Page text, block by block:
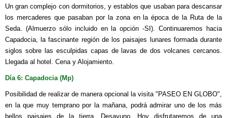
Un gran complejo con dormitorios, y establos que usaban para descansar
los mercaderes que pasaban por la zona en la época de la Ruta de la
Seda. (Almuerzo sólo incluido en la opción -SI). Continuaremos hacia
Capadocia, la fascinante región de los paisajes lunares formada durante
siglos sobre las esculpidas capas de lavas de dos volcanes cercanos.
Llegada al hotel. Cena y Alojamiento.
Día 6: Capadocia (Mp)
Posibilidad de realizar de manera opcional la visita "PASEO EN GLOBO",
en la que muy temprano por la mañana, podrá admirar uno de los más
bellos paisajes de la tierra. Desayuno. Hoy disfrutaremos de una